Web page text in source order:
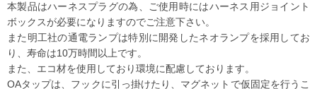
本製品はハーネスプラグの為、ご使用時にはハーネス用ジョイント
ボックスが必要になりますのでご注意下さい。
また明工社の通電ランプは特別に開発したネオランプを採用してお
り、寿命は10万時間以上です。
また、エコ材を使用しており環境に配慮しております。
OAタップは、フックに引っ掛けたり、マグネットで仮固定を行うこ